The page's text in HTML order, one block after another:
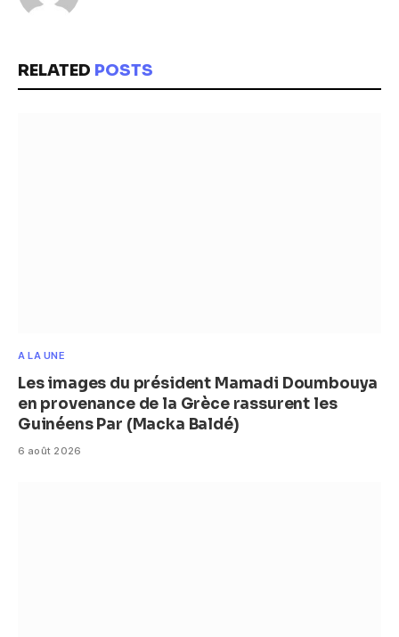
RELATED POSTS
A LA UNE
Les images du président Mamadi Doumbouya
en provenance de la Grèce rassurent les
Guinéens Par (Macka Baldé)
6 août 2026